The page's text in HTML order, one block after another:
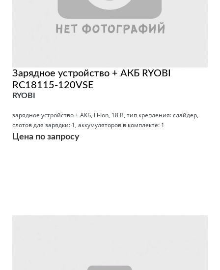
Зарядное устройство + АКБ RYOBI
RC18115-120VSE
RYOBI
зарядное устройство + АКБ, Li-Ion, 18 В, тип крепления: слайдер,
слотов для зарядки: 1, аккумуляторов в комплекте: 1
Цена по запросу